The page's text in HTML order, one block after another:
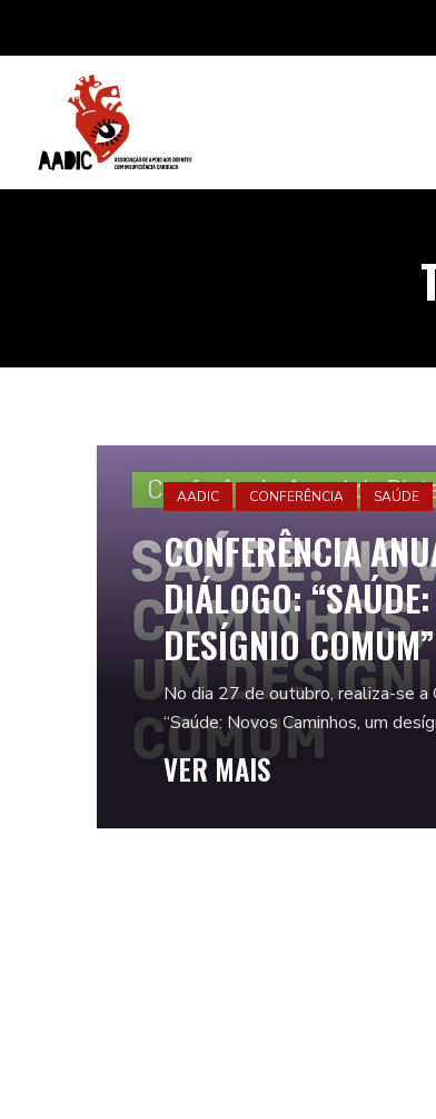
AADIC CONFERÊNCIA SAÚDE
CONFERÊNCIA
DIÁLOGO:
DESÍGNIO COMUM”
No dia 27 de outubro, realiza-se
“Saúde: Novos Caminhos, um
VER MAIS